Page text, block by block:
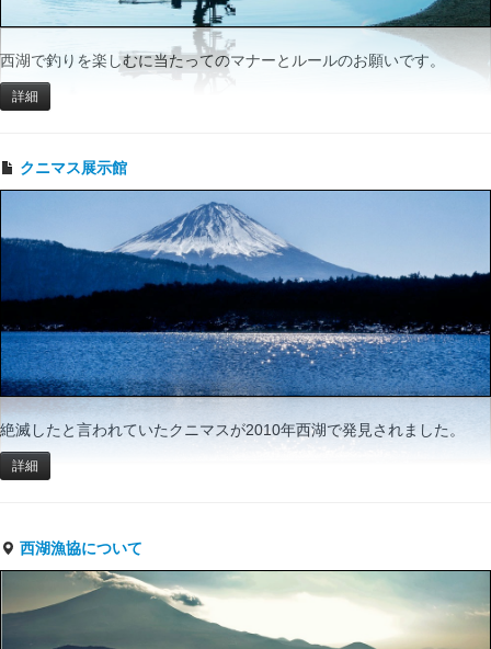
西湖で釣りを楽しむに当たってのマナーとルールのお願いです。
詳細
クニマス展示館
絶滅したと言われていたクニマスが2010年西湖で発見されました。
詳細
西湖漁協について